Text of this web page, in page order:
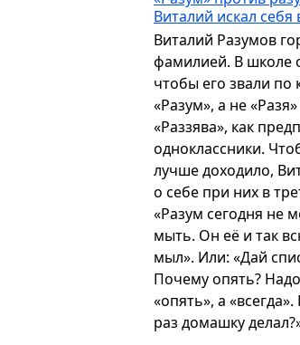
Виталий искал себя
Виталий Разумов
фамилией. В школе
чтобы его звали по
«Разум», а не
«Раззява», как
одноклассники.
лучше доходило,
о себе при них в
«Разум сегодня не
мыть. Он её и так
мыл». Или: «Дай
Почему опять?
«опять», а
раз домашку